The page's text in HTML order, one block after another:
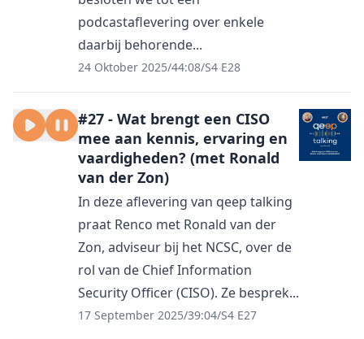
podcastaflevering over enkele
daarbij behorende...
24 Oktober 2025/44:08/S4 E28
#27 - Wat brengt een CISO
mee aan kennis, ervaring en
vaardigheden? (met Ronald
van der Zon)
In deze aflevering van qeep talking
praat Renco met Ronald van der
Zon, adviseur bij het NCSC, over de
rol van de Chief Information
Security Officer (CISO). Ze besprek...
17 September 2025/39:04/S4 E27